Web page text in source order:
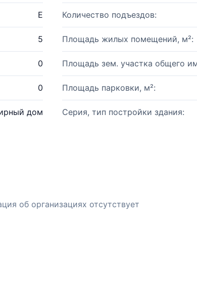
E Количество подъездов:
5 Площадь жилых помещений, м²:
0 Площадь зем. участка общего
0 Площадь парковки, м²:
дом Серия, тип постройки здания:
об организациях отсутствует